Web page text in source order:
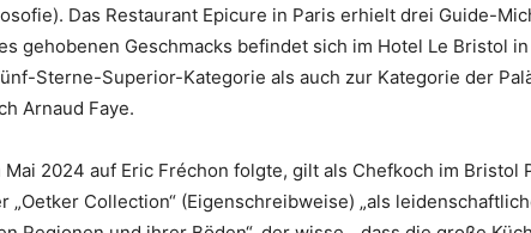
Das Restaurant Epicure in Paris erhielt drei Guide-
gehobenen Geschmacks befindet sich im Hotel Le Bristol in
Sterne-Superior-Kategorie als auch zur Kategorie der
Arnaud Faye.
Mai 2024 auf Eric Fréchon folgte, gilt als Chefkoch im Bristol
„Oetker Collection“ (Eigenschreibweise) „als